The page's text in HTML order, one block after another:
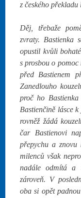
z českého
Děj, třebaže
zvraty. Bastienka
opustil kvůli
s prosbou o
před Bastienem
Zanedlouho
proč ho
Bastienčině lásce
rovněž žádá
čar Bastienovi
přepychu a znovu
milenců však
nadále odmítá a
zároveň. V
oba si opět